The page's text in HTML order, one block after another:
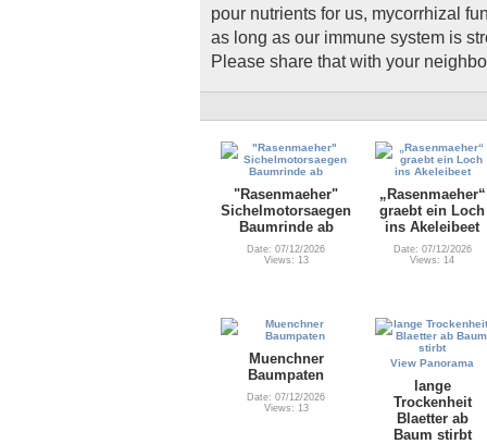
pour nutrients for us, mycorrhizal
as long as our immune system is
Please share that with your
"Rasenmaeher"
Sichelmotorsaegen
Baumrinde ab
Date: 07/12/2026
Views: 13
„Rasenmaeher“
graebt ein Loch
ins Akeleibeet
Date: 07/12/2026
Views: 14
Muenchner
Baumpaten
Date: 07/12/2026
Views: 13
View Panorama
lange
Trockenheit
Blaetter ab
Baum stirbt